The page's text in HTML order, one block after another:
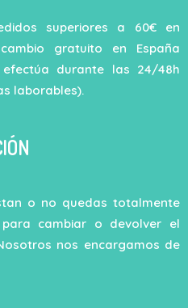
superiores a 60€ en
gratuito en España
durante las 24/48h
laborables).
o no quedas totalmente
cambiar o devolver el
nos encargamos de